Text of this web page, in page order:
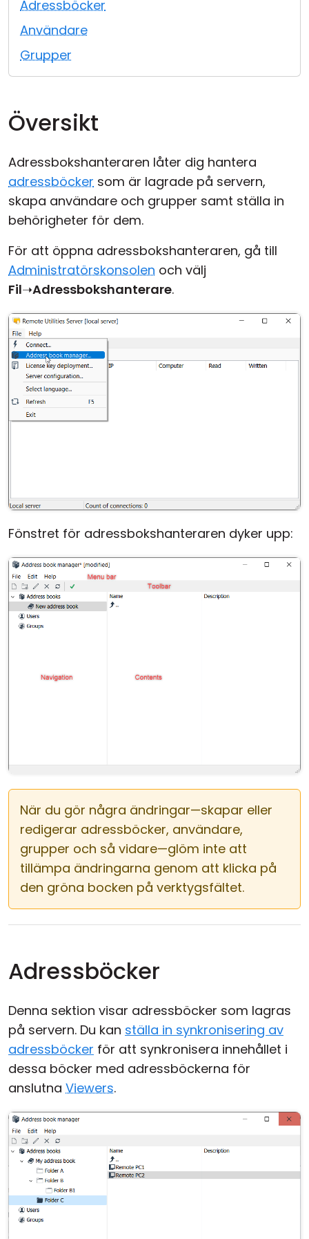
Adressböcker
Användare
Grupper
Översikt
Adressbokshanteraren låter dig hantera
adressböcker som är lagrade på servern,
skapa användare och grupper samt ställa in
behörigheter för dem.
För att öppna adressbokshanteraren, gå till
Administratörskonsolen och välj
Fil➝Adressbokshanterare.
Fönstret för adressbokshanteraren dyker upp:
När du gör några ändringar—skapar eller
redigerar adressböcker, användare,
grupper och så vidare—glöm inte att
tillämpa ändringarna genom att klicka på
den gröna bocken på verktygsfältet.
Adressböcker
Denna sektion visar adressböcker som lagras
på servern. Du kan ställa in synkronisering av
adressböcker för att synkronisera innehållet i
dessa böcker med adressböckerna för
anslutna Viewers.